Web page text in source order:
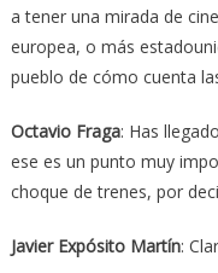
a tener una mirada de
europea, o más
pueblo de cómo cuenta
Octavio Fraga: Has
ese es un punto muy
choque de trenes, por
Javier Expósito Martín: